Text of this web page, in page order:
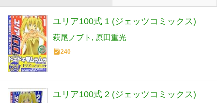
ユリア100式 1 (ジェッツコミックス)
萩尾ノブト 原田重光
240
ユリア100式 2 (ジェッツコミックス)